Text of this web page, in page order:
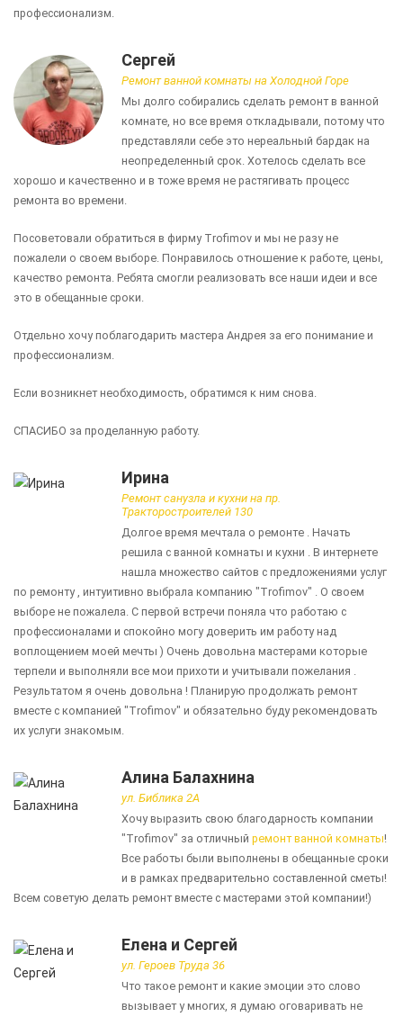
профессионализм.
Сергей
Ремонт ванной комнаты на Холодной Горе
Мы долго собирались сделать ремонт в ванной
комнате, но все время откладывали, потому что
представляли себе это нереальный бардак на
неопределенный срок. Хотелось сделать все
хорошо и качественно и в тоже время не растягивать процесс
ремонта во времени.
Посоветовали обратиться в фирму Trofimov и мы не разу не
пожалели о своем выборе. Понравилось отношение к работе, цены,
качество ремонта. Ребята смогли реализовать все наши идеи и все
это в обещанные сроки.
Отдельно хочу поблагодарить мастера Андрея за его понимание и
профессионализм.
Если возникнет необходимость, обратимся к ним снова.
СПАСИБО за проделанную работу.
Ирина
Ремонт санузла и кухни на пр.
Тракторостроителей 130
Долгое время мечтала о ремонте . Начать
решила с ванной комнаты и кухни . В интернете
нашла множество сайтов с предложениями услуг
по ремонту , интуитивно выбрала компанию "Trofimov" . О своем
выборе не пожалела. С первой встречи поняла что работаю с
профессионалами и спокойно могу доверить им работу над
воплощением моей мечты ) Очень довольна мастерами которые
терпели и выполняли все мои прихоти и учитывали пожелания .
Результатом я очень довольна ! Планирую продолжать ремонт
вместе с компанией "Trofimov" и обязательно буду рекомендовать
их услуги знакомым.
Алина Балахнина
ул. Библика 2А
Хочу выразить свою благодарность компании
"Trofimov" за отличный ремонт ванной комнаты!
Все работы были выполнены в обещанные сроки
и в рамках предварительно составленной сметы!
Всем советую делать ремонт вместе с мастерами этой компании!)
Елена и Сергей
ул. Героев Труда 36
Что такое ремонт и какие эмоции это слово
вызывает у многих, я думаю оговаривать не